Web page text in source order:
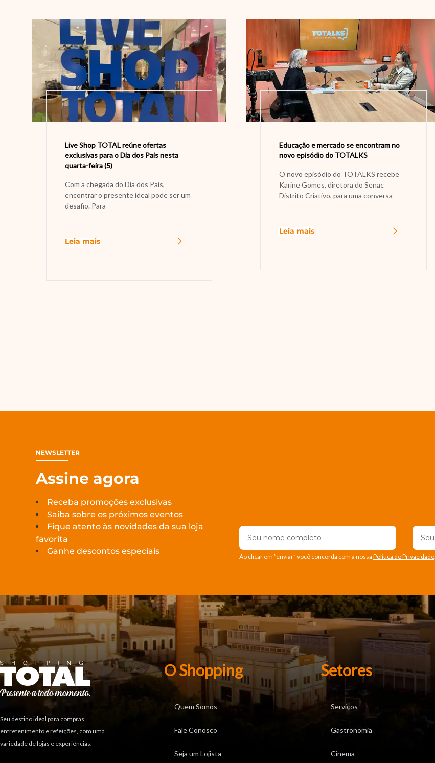
Live Shop TOTAL reúne ofertas
exclusivas para o Dia dos Pais nesta
quarta-feira (5)
Com a chegada do Dia dos Pais,
encontrar o presente ideal pode ser um
desafio. Para
Leia mais
Educação e mercado se encontram no
novo episódio do TOTALKS
O novo episódio do TOTALKS recebe
Karine Gomes, diretora do Senac
Distrito Criativo, para uma conversa
Leia mais
NEWSLETTER
Assine agora
Receba promoções exclusivas
Saiba sobre os próximos eventos
Fique atento às novidades da sua loja
favorita
Ganhe descontos especiais
Ao clicar em ”enviar” você concorda com a nossa Política de Privacidade.
Seu destino ideal para compras,
entretenimento e refeições, com uma
variedade de lojas e experiências.
O Shopping
Quem Somos
Fale Conosco
Seja um Lojista
Setores
Serviços
Gastronomia
Cinema